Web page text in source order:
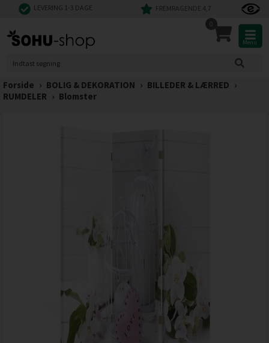
LEVERING 1-3 DAGE FREMRAGENDE 4,7
0
Menu
Forside › BOLIG & DEKORATION › BILLEDER & LÆRRED ›
RUMDELER › Blomster